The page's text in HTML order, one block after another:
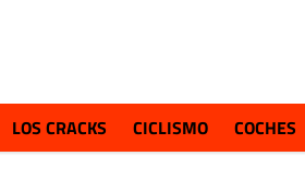
LOS CRACKS CICLISMO COCHES